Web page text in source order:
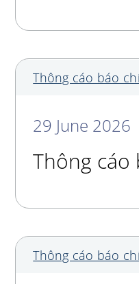
Thông cáo báo
29 June 2026
Thông cáo
Thông cáo báo